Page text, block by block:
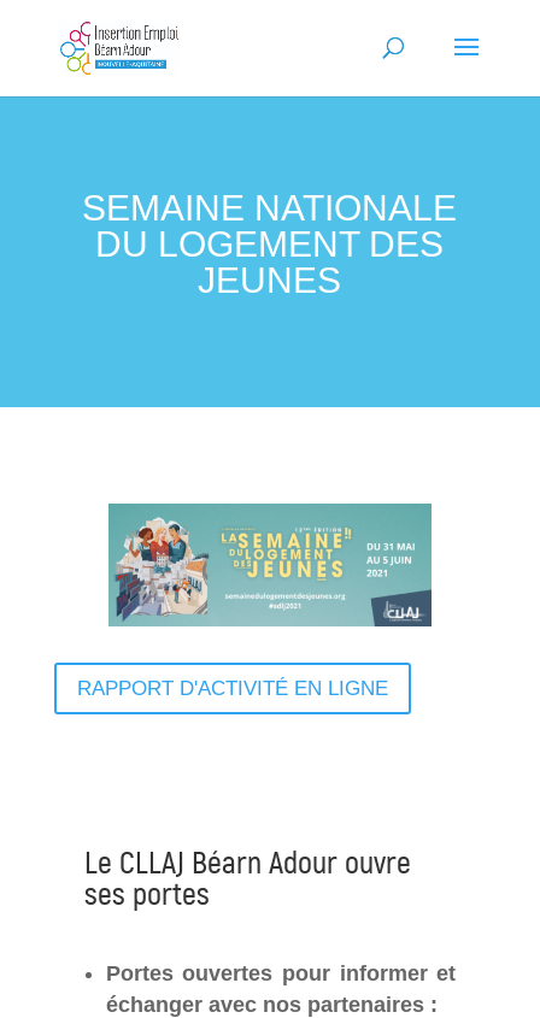
SEMAINE NATIONALE
DU LOGEMENT DES
JEUNES
RAPPORT D'ACTIVITÉ EN LIGNE
Le CLLAJ Béarn Adour ouvre
ses portes
Portes ouvertes pour informer et
échanger avec nos partenaires :